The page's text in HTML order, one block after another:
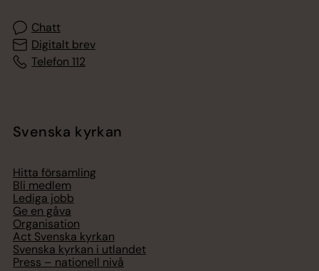
Chatt
Digitalt brev
Telefon 112
Svenska kyrkan
Hitta församling
Bli medlem
Lediga jobb
Ge en gåva
Organisation
Act Svenska kyrkan
Svenska kyrkan i utlandet
Press – nationell nivå